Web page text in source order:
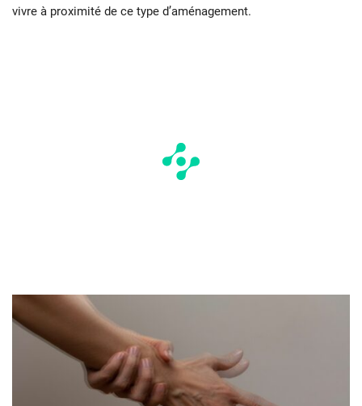
vivre à proximité de ce type d’aménagement.